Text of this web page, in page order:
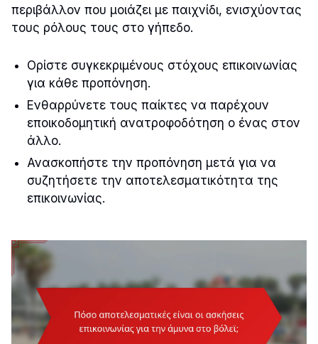
περιβάλλον που μοιάζει με παιχνίδι, ενισχύοντας
τους ρόλους τους στο γήπεδο.
Ορίστε συγκεκριμένους στόχους επικοινωνίας
για κάθε προπόνηση.
Ενθαρρύνετε τους παίκτες να παρέχουν
εποικοδομητική ανατροφοδότηση ο ένας στον
άλλο.
Ανασκοπήστε την προπόνηση μετά για να
συζητήσετε την αποτελεσματικότητα της
επικοινωνίας.